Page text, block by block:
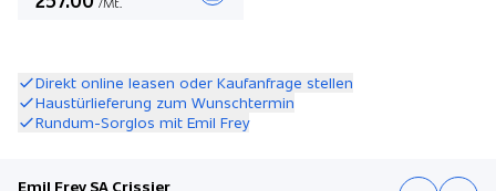
Direkt online leasen oder Kaufanfrage stellen
Haustürlieferung zum Wunschtermin
Rundum-Sorglos mit Emil Frey
Emil Frey SA Crissier